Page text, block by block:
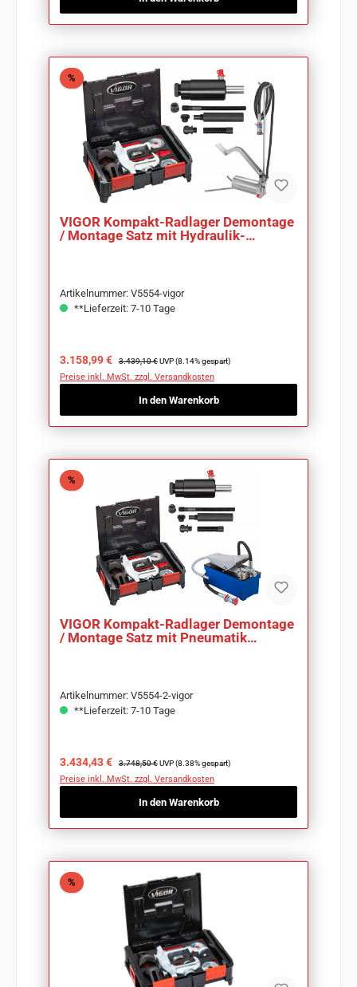
%Rabatt
VIGOR Kompakt-Radlager Demontage
/ Montage Satz mit Hydraulik-
Artikelnummer: V5554-vigor
**Lieferzeit: 7-10 Tage
Verkaufspreis:
3.158,99 € Regulärer Preis:
3.439,10 € UVP (8.14% gespart)
Preise inkl. MwSt. zzgl. Versandkosten
In den Warenkorb
%Rabatt
VIGOR Kompakt-Radlager Demontage
/ Montage Satz mit Pneumatik
Artikelnummer: V5554-2-vigor
**Lieferzeit: 7-10 Tage
Verkaufspreis:
3.434,43 € Regulärer Preis:
3.748,50 € UVP (8.38% gespart)
Preise inkl. MwSt. zzgl. Versandkosten
In den Warenkorb
%Rabatt